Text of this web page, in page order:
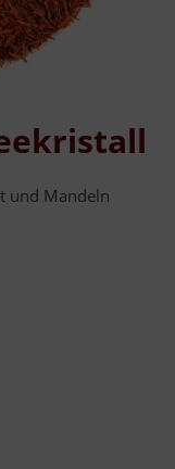
und Mandeln